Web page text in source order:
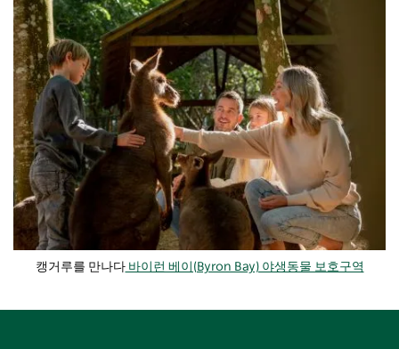
캥거루를 만나다바이런 베이(Byron Bay) 야생동물 보호구역